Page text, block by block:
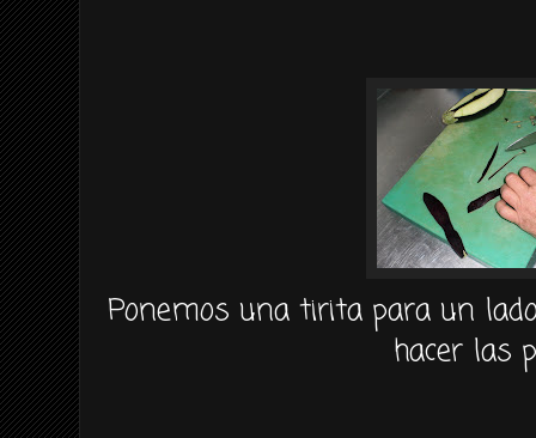
Ponemos una tirita para un
hacer las